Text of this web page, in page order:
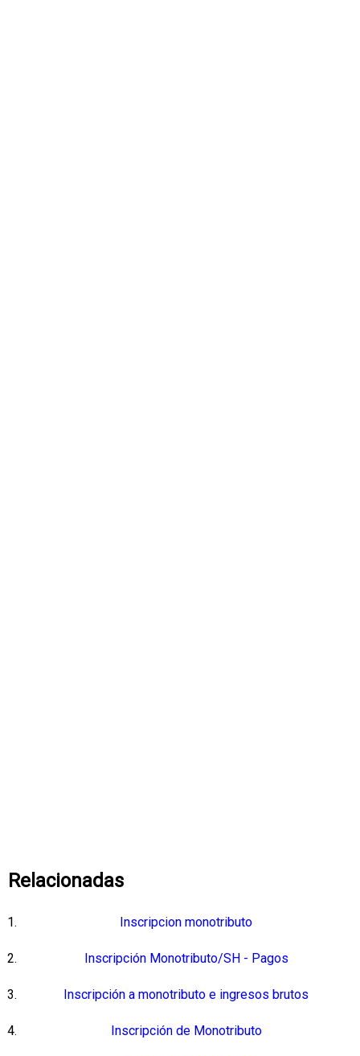
Relacionadas
Inscripcion monotributo
Inscripción Monotributo/SH - Pagos
Inscripción a monotributo e ingresos brutos
Inscripción de Monotributo